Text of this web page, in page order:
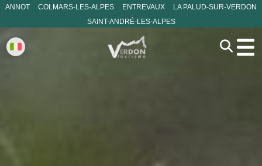
ANNOT COLMARS-LES-ALPES ENTREVAUX
LA PALUD-SUR-VERDON
SAINT-ANDRÉ-LES-ALPES